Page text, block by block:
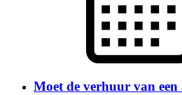
Moet de verhuur van